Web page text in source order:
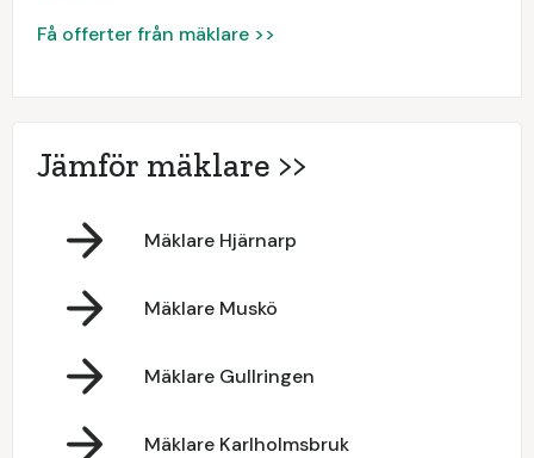
Få offerter från mäklare >>
Jämför mäklare >>
Mäklare Hjärnarp
Mäklare Muskö
Mäklare Gullringen
Mäklare Karlholmsbruk